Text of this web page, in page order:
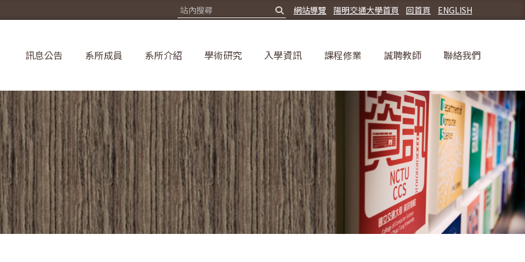
ENGLISH
回首頁
陽明交通大學首頁
網站導覽
訊息公告 系所成員 系所介紹 學術研究 入學資訊 課程修業 誠聘教師 聯絡我們